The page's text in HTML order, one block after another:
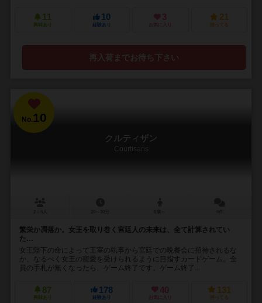
11
興味あり
10
経験あり
3
お気に入り
21
持ってる
再入荷までお待ち下さい
No. 10
クルティザン
Courtisans
繁栄か凋落か。女王を取り巻く宮廷人の未来は、全て計算されてい
た…
女王陛下の命によって王室の執事から宮廷での晩餐会に招待されるな
か、なるべく女王の寵愛を受けられるように目指すカードゲーム。全
員の手札が無くなったら、ゲーム終了です。ゲーム終了...
87
興味あり
178
経験あり
40
お気に入り
131
持ってる